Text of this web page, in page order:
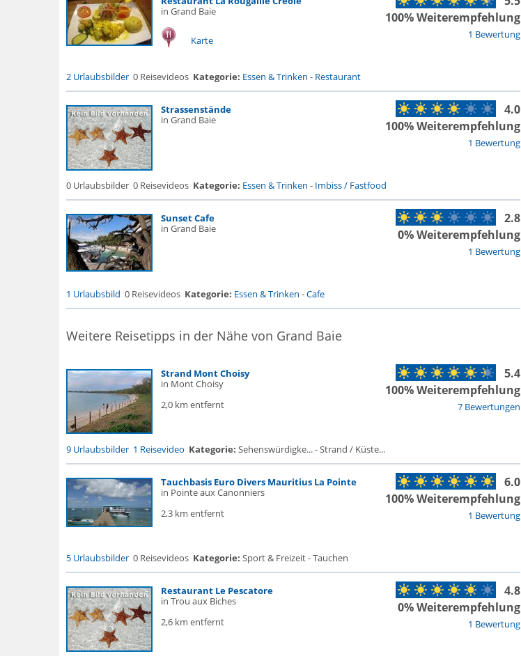
in Grand Baie
Karte 1 Bewertung
100% Weiterempfehlung
2 Urlaubsbilder 0 Reisevideos Kategorie: Essen & Trinken - Restaurant
Strassenstände
in Grand Baie
1 Bewertung
4.0
100% Weiterempfehlung
0 Urlaubsbilder 0 Reisevideos Kategorie: Essen & Trinken - Imbiss / Fastfood
Sunset Cafe
in Grand Baie
1 Bewertung
2.8
0% Weiterempfehlung
1 Urlaubsbild 0 Reisevideos Kategorie: Essen & Trinken -Cafe
Weitere Reisetipps in der Nähe von Grand Baie
Strand Mont Choisy
in Mont Choisy
2,0 km entfernt
7 Bewertungen
5.4
100% Weiterempfehlung
9 Urlaubsbilder 1 Reisevideo Kategorie: Sehenswürdigke... - Strand / Küste...
Tauchbasis Euro Divers Mauritius La Pointe
in Pointe aux Canonniers
2,3 km entfernt
1 Bewertung
6.0
100% Weiterempfehlung
5 Urlaubsbilder 0 Reisevideos Kategorie: Sport & Freizeit - Tauchen
Restaurant Le Pescatore
in Trou aux Biches
2,6 km entfernt
1 Bewertung
4.8
0% Weiterempfehlung